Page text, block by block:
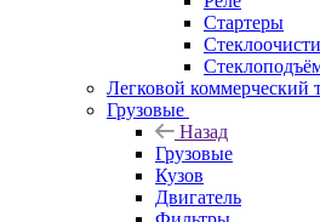
Стартеры
Легковой коммерческий
Грузовые
Назад
Грузовые
Кузов
Двигатель